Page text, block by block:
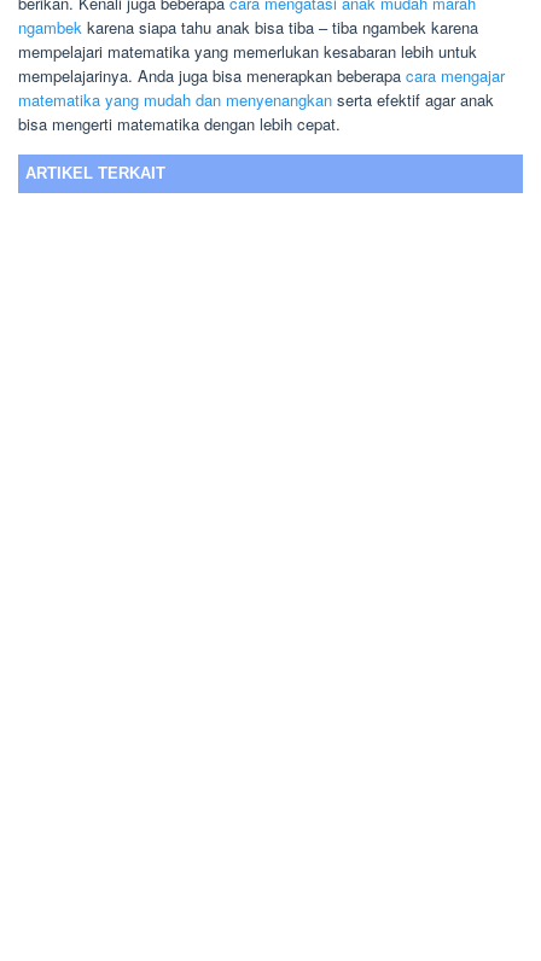
ngambek karena siapa tahu anak bisa tiba – tiba ngambek karena
mempelajari matematika yang memerlukan kesabaran lebih untuk
mempelajarinya. Anda juga bisa menerapkan beberapa cara mengajar
matematika yang mudah dan menyenangkan serta efektif agar anak
bisa mengerti matematika dengan lebih cepat.
ARTIKEL TERKAIT